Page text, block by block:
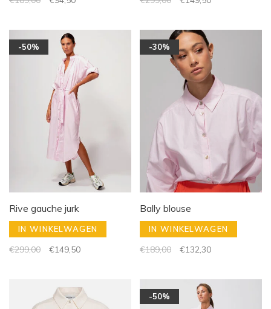
-50%
Rive gauche jurk
IN WINKELWAGEN
€299,00 €149,50
-30%
Bally blouse
IN WINKELWAGEN
€189,00 €132,30
-50%